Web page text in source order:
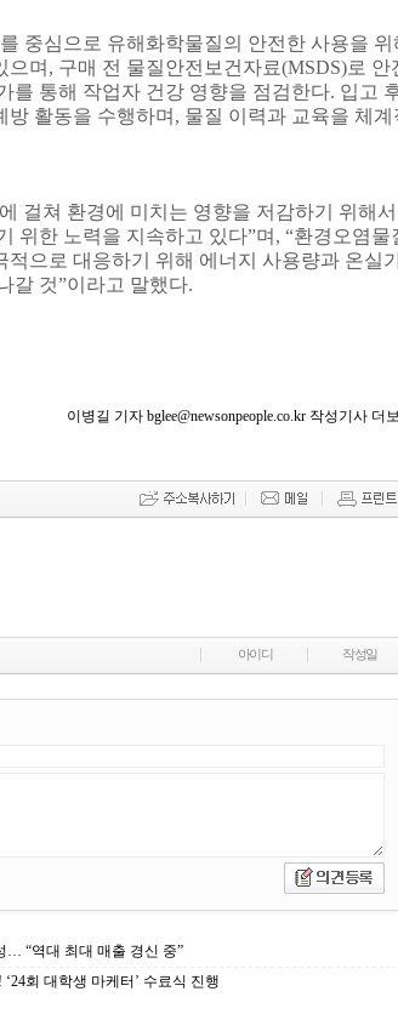
중심으로 유해화학물질의 안전한 사용을 위
으며 , 구매 전 물질안전보건자료(MSDS)로 안
를 통해 작업자 건강 영향을 점검한다. 입고
방 활동을 수행하며 , 물질 이력과 교육을 체계
걸쳐 환경에 미치는 영향을 저감하기 위해서
위한 노력을 지속하고 있다”며 , “환경오염물
적으로 대응하기 위해 에너지 사용량과 온실
갈 것”이라고 말했다.
이병길 기자 bglee@newsonpeople.co.kr 작성기사 더
아이디 작성일
… “역대 최대 매출 경신 중”
회 대학생 마케터’ 수료식 진행